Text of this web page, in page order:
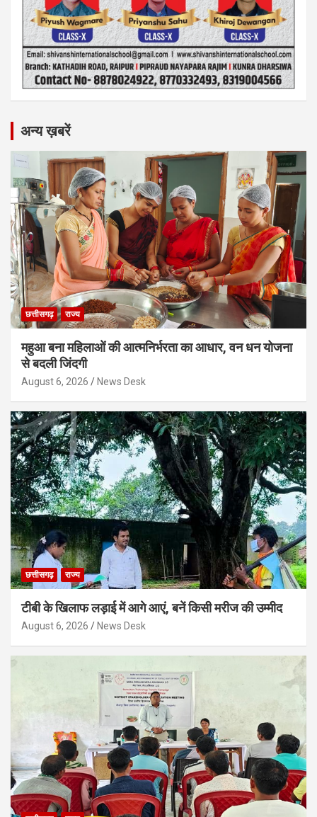
अन्य ख़बरें
छत्तीसगढ़ राज्य
महुआ बना महिलाओं की आत्मनिर्भरता का आधार, वन धन योजना
से बदली जिंदगी
August 6, 2026 News Desk
छत्तीसगढ़ राज्य
टीबी के खिलाफ लड़ाई में आगे आएं, बनें किसी मरीज की उम्मीद
August 6, 2026 News Desk